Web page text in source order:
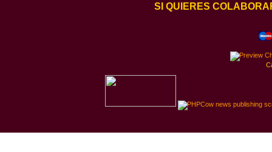
SI QUIERES